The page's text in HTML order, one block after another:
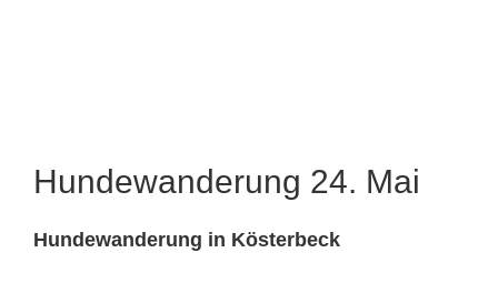
Hundewanderung 24. Mai
Hundewanderung in Kösterbeck